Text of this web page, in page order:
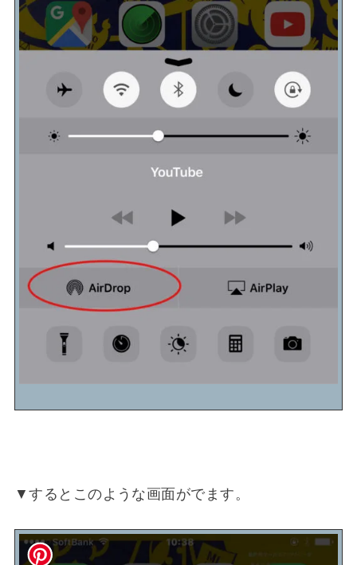
▼するとこのような画面がでます。